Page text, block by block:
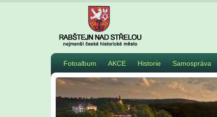
Fotoalbum AKCE Historie Samospráva